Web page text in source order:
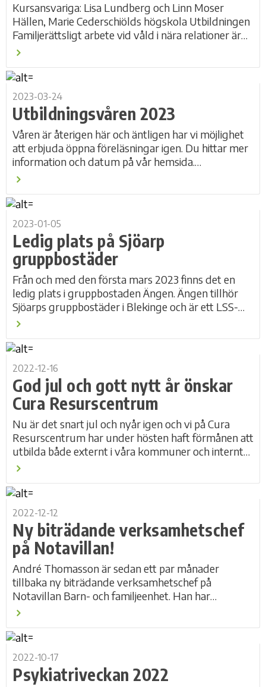
Kursansvariga: Lisa Lundberg och Linn Moser
Hällen, Marie Cederschiölds högskola Utbildningen
Familjerättsligt arbete vid våld i nära relationer är
en uppdragsutbildning som startar i mars...
2023-03-24
Utbildningsvåren 2023
Våren är återigen här och äntligen har vi möjlighet
att erbjuda öppna föreläsningar igen. Du hittar mer
information och datum på vår hemsida.
Föreläsningarna som erbjuds under våren...
2023-01-05
Ledig plats på Sjöarp
gruppbostäder
Från och med den första mars 2023 finns det en
ledig plats i gruppbostaden Ängen. Ängen tillhör
Sjöarps gruppbostäder i Blekinge och är ett LSS-
boende som riktar sig till personer med högre...
2022-12-16
God jul och gott nytt år önskar
Cura Resurscentrum
Nu är det snart jul och nyår igen och vi på Cura
Resurscentrum har under hösten haft förmånen att
utbilda både externt i våra kommuner och internt
2022-12-12
Ny biträdande verksamhetschef
på Notavillan!
André Thomasson är sedan ett par månader
tillbaka ny biträdande verksamhetschef på
Notavillan Barn- och familjeenhet. Han har
mångårig erfarenhet från socialtjänst inom barn och
2022-10-17
Psykiatriveckan 2022